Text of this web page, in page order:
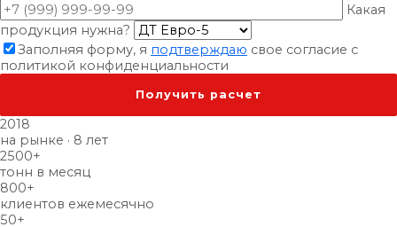
Какая
продукция нужна?
Заполняя форму, я подтверждаю свое согласие с
политикой конфиденциальности
2018
на рынке · 8 лет
2500+
тонн в месяц
800+
клиентов ежемесячно
50+